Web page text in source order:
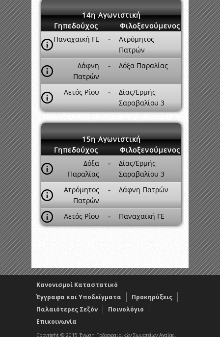
14η Αγωνιστική
Γηπεδούχος
Φιλοξενούμενος
Παναχαϊκή ΓΕ
-
Ατρόμητος
Πατρών
Δάφνη
Πατρών
- Δόξα Παραλίας
Αετός Ρίου -
Δίας/Ερμής
Σαραβαλίου 3
15η Αγωνιστική
Γηπεδούχος
Φιλοξενούμενος
Δόξα
Παραλίας
-
Δίας/Ερμής
Σαραβαλίου 3
Ατρόμητος
Πατρών
- Δάφνη Πατρών
Αετός Ρίου - Παναχαϊκή ΓΕ
Κανονισμοί Καταστατικό
Έγγραφα και Υποδείγματα
Προκηρύξεις
Παλαιότερες Σεζόν
Ποινολόγιο
Επικοινωνία
Copyright © 2015 Ένωση Ποδοσφαιρικών Σωματείων Αχαΐας.